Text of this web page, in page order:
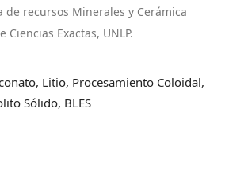
de recursos Minerales y Cerámica
Ciencias Exactas, UNLP.
Litio, Procesamiento Coloidal,
Sólido, BLES